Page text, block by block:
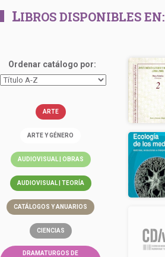
LIBROS DISPONIBLES EN:
Ordenar catálogo por:
ARTE
ARTE Y GÉNERO
AUDIOVISUAL | OBRAS
AUDIOVISUAL | TEORÍA
CATÁLOGOS Y ANUARIOS
CIENCIAS
DRAMATURGOS DE